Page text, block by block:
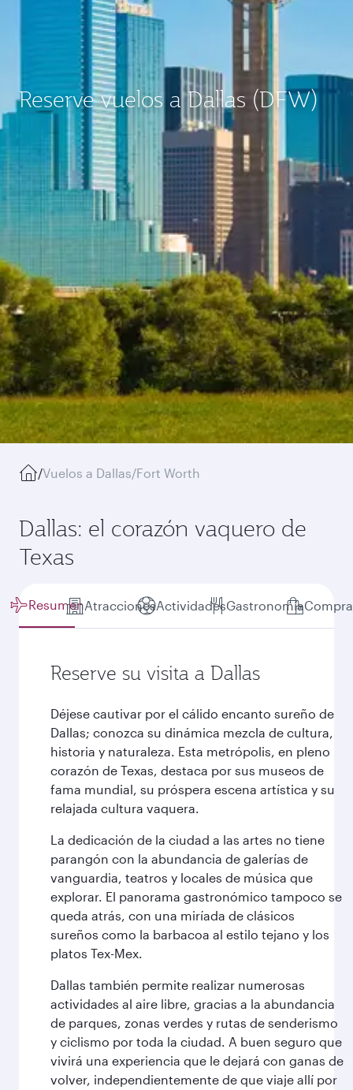
Reserve vuelos a Dallas (DFW)
/Vuelos a Dallas/Fort Worth
Dallas: el corazón vaquero de
Texas
ResumenAtraccionesActividadesGastronomía
Reserve su visita a Dallas
Déjese cautivar por el cálido encanto sureño de
Dallas; conozca su dinámica mezcla de cultura,
historia y naturaleza. Esta metrópolis, en pleno
corazón de Texas, destaca por sus museos de
fama mundial, su próspera escena artística y su
relajada cultura vaquera.
La dedicación de la ciudad a las artes no tiene
parangón con la abundancia de galerías de
vanguardia, teatros y locales de música que
explorar. El panorama gastronómico tampoco se
queda atrás, con una miríada de clásicos
sureños como la barbacoa al estilo tejano y los
platos Tex-Mex.
Dallas también permite realizar numerosas
actividades al aire libre, gracias a la abundancia
de parques, zonas verdes y rutas de senderismo
y ciclismo por toda la ciudad. A buen seguro que
vivirá una experiencia que le dejará con ganas de
volver, independientemente de que viaje allí por